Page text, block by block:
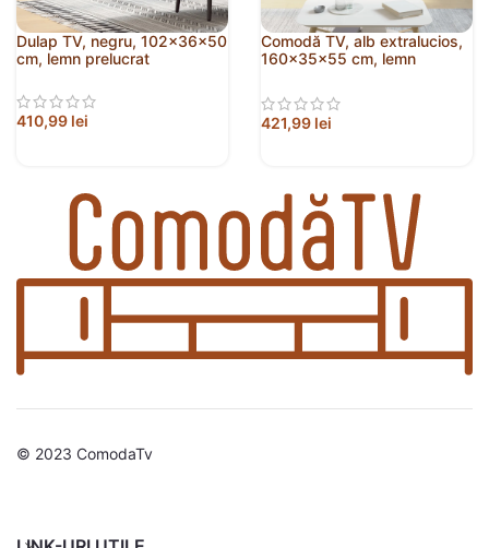
Dulap TV, negru, 102x36x50
cm, lemn prelucrat
410,99 lei
Comodă TV, alb extralucios,
160x35x55 cm, lemn
421,99 lei
© 2023 ComodaTv